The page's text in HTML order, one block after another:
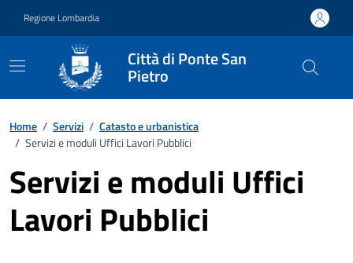
Regione Lombardia
Città di Ponte San
Pietro
Home / Servizi / Catasto e urbanistica
/ Servizi e moduli Uffici Lavori Pubblici
Servizi e moduli Uffici
Lavori Pubblici